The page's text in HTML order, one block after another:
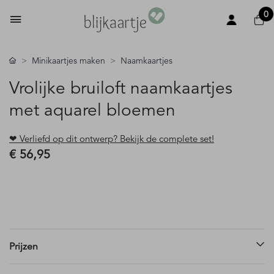
0
Minikaartjes maken Naamkaartjes
Vrolijke bruiloft naamkaartjes
met aquarel bloemen
❤ Verliefd op dit ontwerp? Bekijk de complete set!
€ 56,95
Prijzen